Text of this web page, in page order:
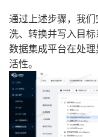
通过上述步骤，我
洗、转换并写入目
数据集成平台在处
活性。